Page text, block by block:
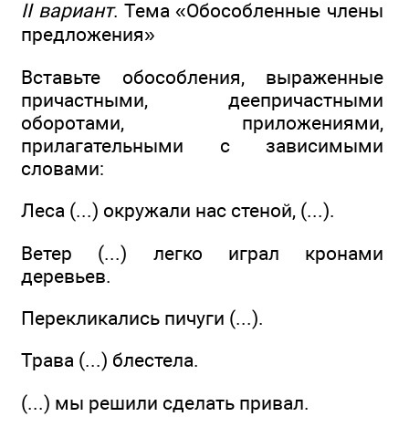
II вариант. Тема «Обособленные члены
предложения»
Вставьте обособления, выраженные
причастными, деепричастными
оборотами, приложениями,
прилагательными с зависимыми
словами:
Леса (...) окружали нас стеной, (...).
Ветер (...) легко играл кронами
деревьев.
Перекликались пичуги (...).
Трава (...) блестела.
(...) мы решили сделать привал.